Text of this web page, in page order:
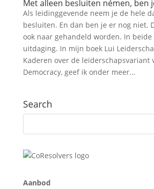
Met alleen besluiten némen, ben
Als leidinggevende neem je de hele
besluiten. En dan ben je er nog niet.
ook naar gehandeld worden. In beide
uitdaging. In mijn boek Lui
Kaderen over de leiderschapsvariant
Democracy, geef ik onder meer...
Search
Aanbod